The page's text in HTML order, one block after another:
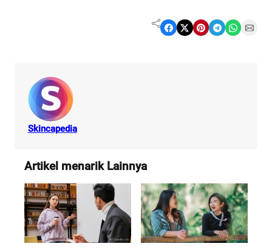
Share on Facebook Share on X Share on Pinterest Share on Telegram Share on WhatsApp Share on Email
Skincapedia
Artikel menarik Lainnya